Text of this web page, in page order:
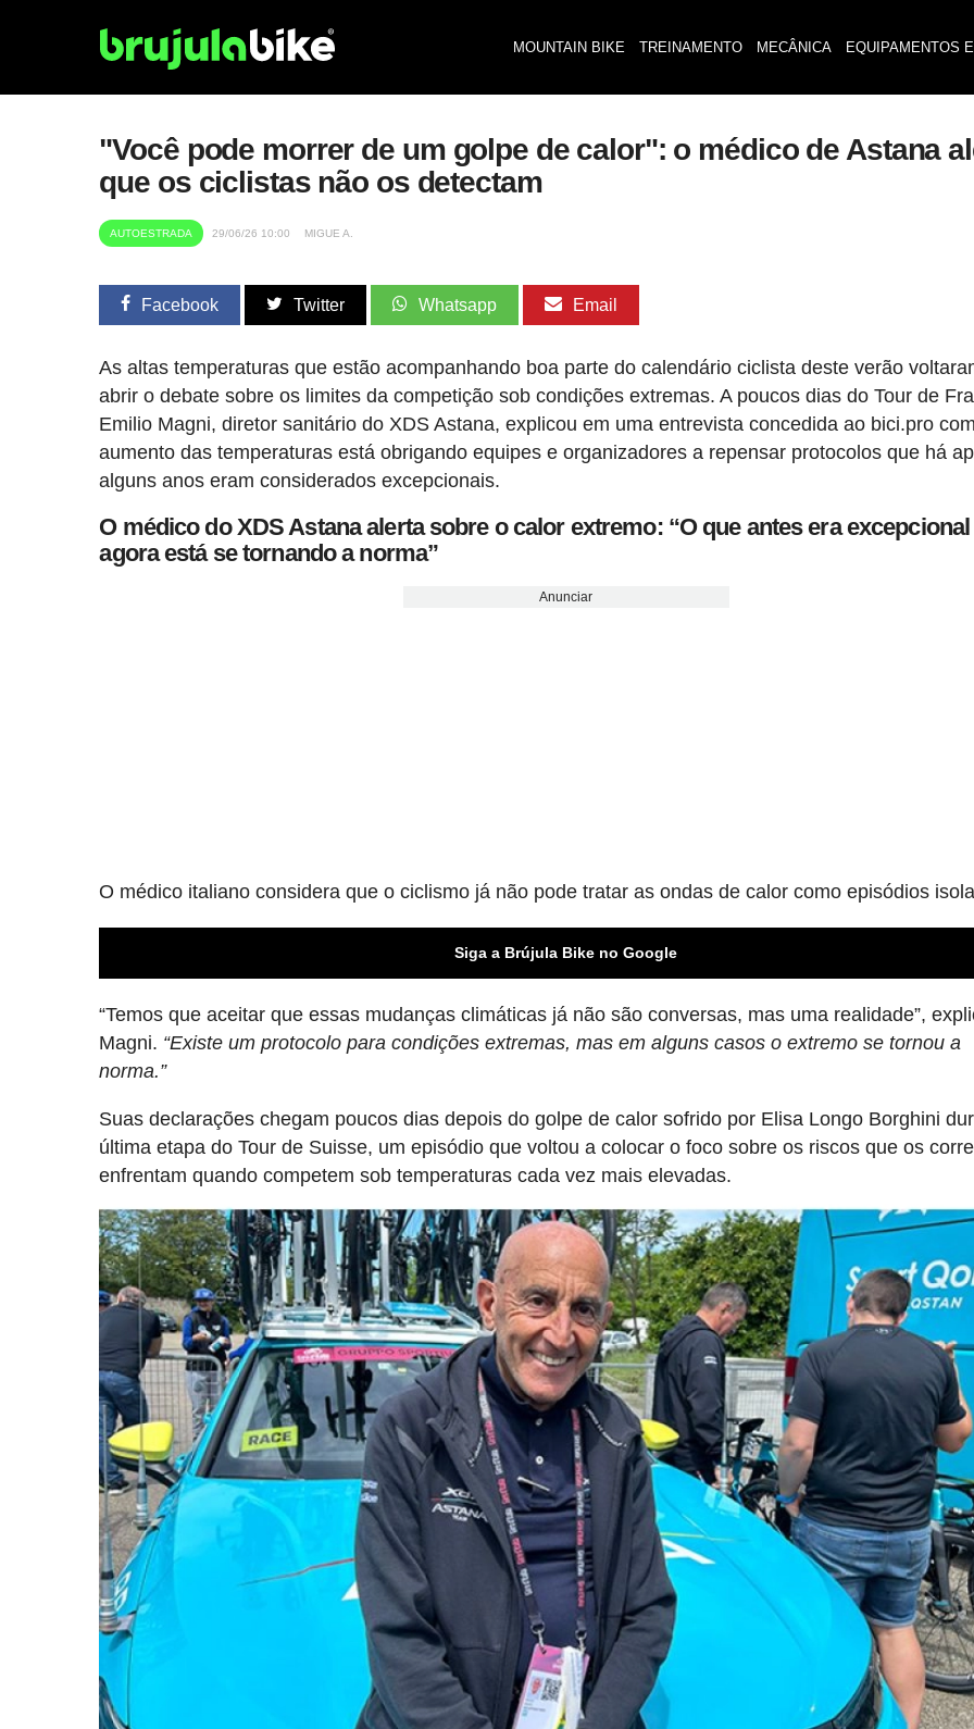
MOUNTAIN BIKE TREINAMENTO MECÂNICA EQUIPAMENTOS
"Você pode morrer de um golpe de calor": o médico de Astana
que os ciclistas não os detectam
AUTOESTRADA 29/06/26 10:00 MIGUE A.
Facebook Twitter Whatsapp Email
As altas temperaturas que estão acompanhando boa parte do calendário ciclista deste verão
abrir o debate sobre os limites da competição sob condições extremas. A poucos dias do Tour de
Emilio Magni, diretor sanitário do XDS Astana, explicou em uma entrevista concedida ao bici.pro
aumento das temperaturas está obrigando equipes e organizadores a repensar protocolos que há
alguns anos eram considerados excepcionais.
O médico do XDS Astana alerta sobre o calor extremo: “O que antes era excepcional
agora está se tornando a norma”
Anunciar
O médico italiano considera que o ciclismo já não pode tratar as ondas de calor como episódios
Siga a Brújula Bike no Google
“Temos que aceitar que essas mudanças climáticas já não são conversas, mas uma realidade”,
Magni. “Existe um protocolo para condições extremas, mas em alguns casos o extremo se tornou a
norma.”
Suas declarações chegam poucos dias depois do golpe de calor sofrido por Elisa Longo Borghini
última etapa do Tour de Suisse, um episódio que voltou a colocar o foco sobre os riscos que os
enfrentam quando competem sob temperaturas cada vez mais elevadas.